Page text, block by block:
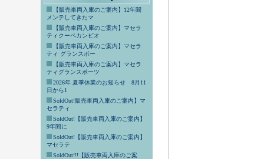
【販売車両入庫のご案内】12年間
メンテしてきたマ
【販売車両入庫のご案内】マセラ
ティクーペカンビオ
【販売車両入庫のご案内】マセラ
ティ グランスポー
【販売車両入庫のご案内】マセラ
ティグランスポーツ
2026年 夏季休業のお知らせ 8月11
日から1
SoldOut!販売車両入庫のご案内】マ
セラティ
SoldOut!【販売車両入庫のご案内】
9年間に
SoldOut!【販売車両入庫のご案内】
マセラテ
SoldOut!!!【販売車両入庫のご案